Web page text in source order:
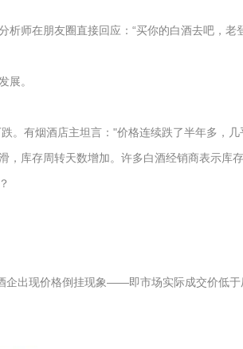
师在朋友圈直接回应：“买你的白酒去吧，老
展。
。有烟酒店主坦言："价格连续跌了半年多，
库存周转天数增加。许多白酒经销商表示库存
出现价格倒挂现象——即市场实际成交价低